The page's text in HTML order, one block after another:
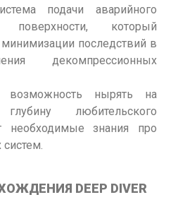
подачи аварийного
который
минимизации последствий в
декомпрессионных
возможность нырять на
любительского
необходимые знания про
DEEP DIVER